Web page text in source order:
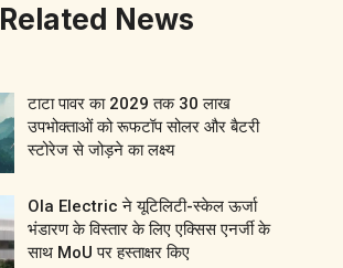
Related News
टाटा पावर का 2029 तक 30 लाख
उपभोक्ताओं को रूफटॉप सोलर और बैटरी
स्टोरेज से जोड़ने का लक्ष्य
Ola Electric ने यूटिलिटी-स्केल ऊर्जा
भंडारण के विस्तार के लिए एक्सिस एनर्जी के
साथ MoU पर हस्ताक्षर किए